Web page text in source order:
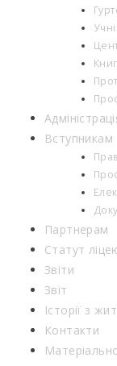
Вступникам
Партнерам
Статут
Звіти
Звіт
Історії з
Контакти